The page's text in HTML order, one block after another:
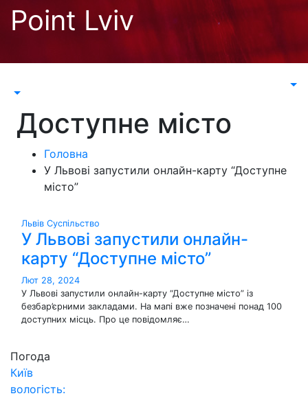
Перейти
Point Lviv
Доступне місто
Головна
У Львові запустили онлайн-карту “Доступне
місто”
Львів Суспільство
У Львові запустили онлайн-
карту “Доступне місто”
Лют 28, 2024
У Львові запустили онлайн-карту “Доступне місто” із
безбар’єрними закладами. На мапі вже позначені понад 100
доступних місць. Про це повідомляє…
Погода
Київ
вологість: